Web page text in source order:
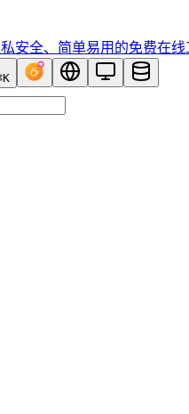
私安全、简单易用的免费在线